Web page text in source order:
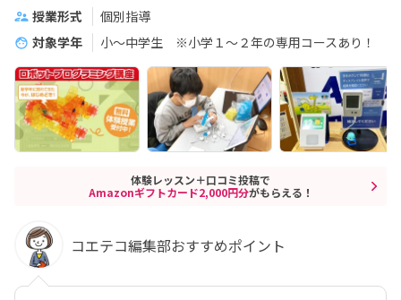
授業形式
個別指導
対象学年
小～中学生 ※小学１～２年の専用コースあり！
体験レッスン＋口コミ投稿で
Amazonギフトカード2,000円分がもらえる！
コエテコ編集部おすすめポイント